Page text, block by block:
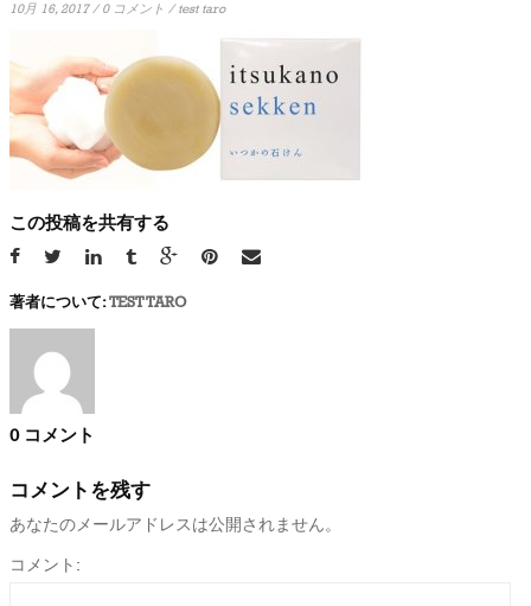
10月 16, 2017 /0 コメント /test taro
この投稿を共有する
著者について:TEST TARO
0 コメント
コメントを残す
あなたのメールアドレスは公開されません。
コメント: